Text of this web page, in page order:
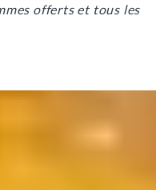
offerts et tous les